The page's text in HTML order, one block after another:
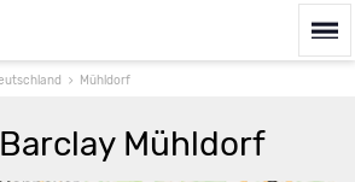
Mühldorf
Mühldorf